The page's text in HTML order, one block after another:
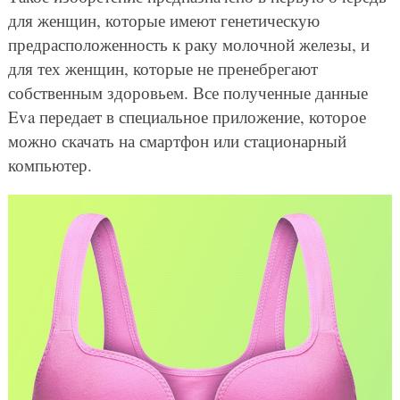
для женщин, которые имеют генетическую
предрасположенность к раку молочной железы, и
для тех женщин, которые не пренебрегают
собственным здоровьем. Все полученные данные
Eva передает в специальное приложение, которое
можно скачать на смартфон или стационарный
компьютер.